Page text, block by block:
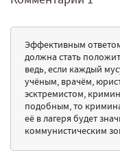
Эффективным
должна стать
ведь, если каждый
учёным, врачём,
эсктремистом,
подобным, то
её в лагеря будет
коммунистическим